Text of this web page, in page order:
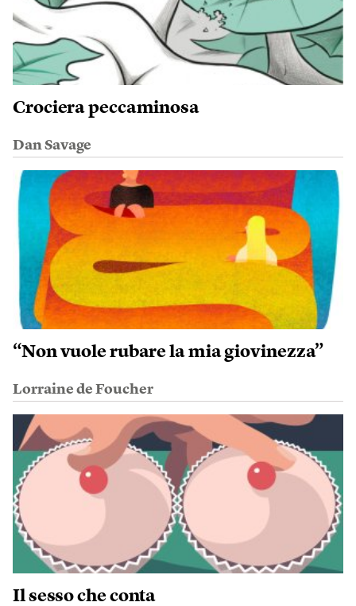
Crociera peccaminosa
Dan Savage
“Non vuole rubare la mia giovinezza”
Lorraine de Foucher
Il sesso che conta